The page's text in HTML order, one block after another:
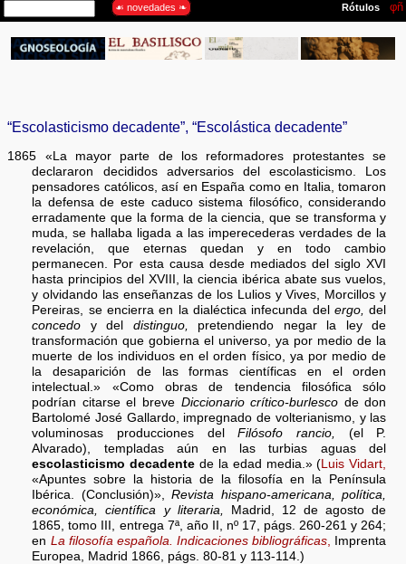
“Escolasticismo decadente”, “Escolástica decadente”
1865 «La mayor parte de los reformadores protestantes se
declararon decididos adversarios del escolasticismo. Los
pensadores católicos, así en España como en Italia, tomaron
la defensa de este caduco sistema filosófico, considerando
erradamente que la forma de la ciencia, que se transforma y
muda, se hallaba ligada a las imperecederas verdades de la
revelación, que eternas quedan y en todo cambio
permanecen. Por esta causa desde mediados del siglo XVI
hasta principios del XVIII, la ciencia ibérica abate sus vuelos,
y olvidando las enseñanzas de los Lulios y Vives, Morcillos y
Pereiras, se encierra en la dialéctica infecunda del ergo, del
concedo y del distinguo,
pretendiendo negar la ley de
transformación que gobierna el universo, ya por medio de la
muerte de los individuos en el orden físico, ya por medio de
la desaparición de las formas científicas en el orden
intelectual.» «Como obras de tendencia filosófica sólo
podrían citarse el breve Diccionario crítico-burlesco de don
Bartolomé José Gallardo, impregnado de volterianismo, y las
voluminosas producciones delFilósofo rancio,
(el P.
Alvarado), templadas aún en las turbias aguas del
escolasticismo decadente de la edad media.» ( Luis Vidart,
«Apuntes sobre la historia de la filosofía en la Península
Ibérica. (Conclusión)»,Revista hispano-americana, política,
económica, científica y literaria,
Madrid, 12 de agosto de
1865, tomo III, entrega 7ª, año II, nº 17, págs. 260-261 y 264;
en La filosofía española. Indicaciones bibliográficas
Imprenta
Europea, Madrid 1866, págs. 80-81 y 113-114.)